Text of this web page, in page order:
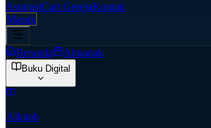
AspirasiCari GerejaKontak
Masuk
Beranda Almanak
Buku Digital
Alkitab